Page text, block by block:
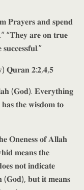
𝐏𝐫𝐚𝐲𝐞𝐫𝐬 𝐚𝐧𝐝 𝐬𝐩𝐞𝐧𝐝
“𝐓𝐡𝐞𝐲 𝐚𝐫𝐞 𝐨𝐧 𝐭𝐫𝐮𝐞
𝐐𝐮𝐫𝐚𝐧 𝟐:𝟐,𝟒,𝟓
(𝐆𝐨𝐝). 𝐄𝐯𝐞𝐫𝐲𝐭𝐡𝐢𝐧𝐠
𝐭𝐡𝐞 𝐰𝐢𝐬𝐝𝐨𝐦 𝐭𝐨
𝐎𝐧𝐞𝐧𝐞𝐬𝐬 𝐨𝐟 𝐀𝐥𝐥𝐚𝐡
𝐦𝐞𝐚𝐧𝐬 𝐭𝐡𝐞
𝐧𝐨𝐭 𝐢𝐧𝐝𝐢𝐜𝐚𝐭𝐞
(𝐆𝐨𝐝), 𝐛𝐮𝐭 𝐢𝐭 𝐦𝐞𝐚𝐧𝐬